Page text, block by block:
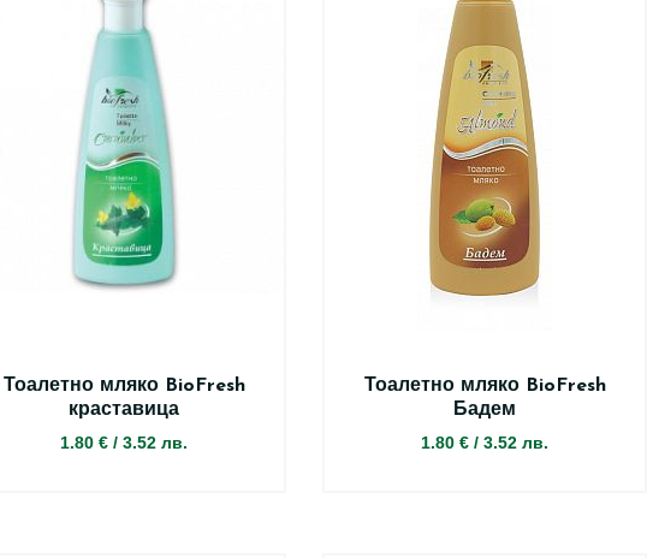
Тоалетно мляко BioFresh
краставица
1.80 € / 3.52 лв.
Тоалетно мляко BioFresh
Бадем
1.80 € / 3.52 лв.